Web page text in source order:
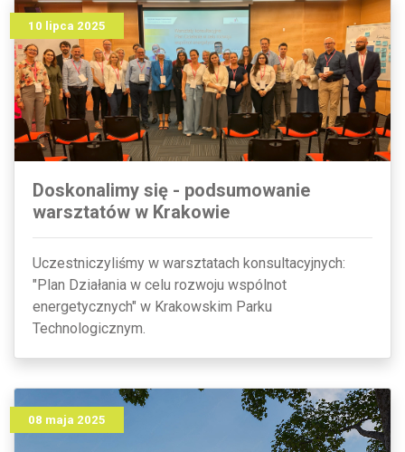
10 lipca 2025
Doskonalimy się - podsumowanie
warsztatów w Krakowie
Uczestniczyliśmy w warsztatach konsultacyjnych:
"Plan Działania w celu rozwoju wspólnot
energetycznych" w Krakowskim Parku
Technologicznym.
08 maja 2025